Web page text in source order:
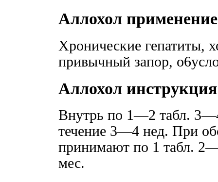
Аллохол применение
Хронические гепатиты,
привычный запор,
Аллохол инструкция
Внутрь по 1—2 табл.
течение 3—4 нед. При
принимают по 1 табл.
мес.